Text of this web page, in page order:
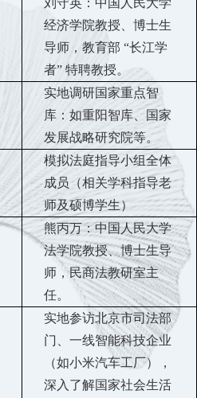
刘守英： 中国人民大学
经济学院教授、博士生
导师，教育部 “长江学
者” 特聘教授。
实地调研国家重点智
库：如重阳智库、国家
发展战略研究院等。
模拟法庭指导小组全体
成员（相关学科指导老
师及硕博学生）
熊丙万：中国人民大学
法学院教授、博士生导
师，民商法教研室主
任。
实地参访北京市司法部
门、一线智能科技企业
（如小米汽车工厂）
，
深入了解国家社会生活